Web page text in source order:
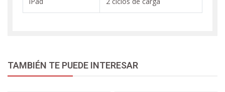
TAMBIÉN TE PUEDE INTERESAR